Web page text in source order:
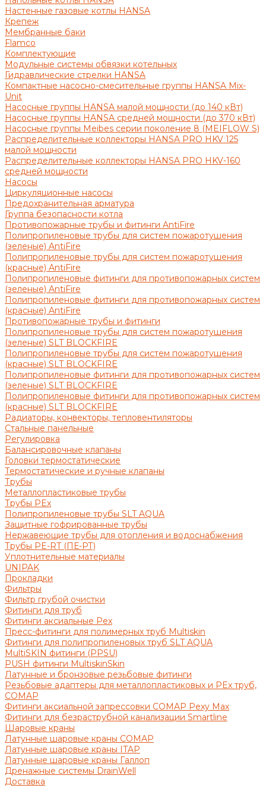
Настенные газовые котлы HANSA
Крепеж
Мембранные баки
Flamco
Комплектующие
Модульные системы обвязки котельных
Гидравлические стрелки HANSA
Компактные насосно-смесительные группы HANSA Mix-
Unit
Насосные группы HANSA малой мощности (до 140 кВт)
Насосные группы HANSA средней мощности (до 370 кВт)
Насосные группы Meibes серии поколение 8 (MEIFLOW S)
Распределительные коллекторы HANSA PRO HKV 125
малой мощности
Распределительные коллекторы HANSA PRO HKV-160
средней мощности
Насосы
Циркуляционные насосы
Предохранительная арматура
Группа безопасности котла
Противопожарные трубы и фитинги AntiFire
Полипропиленовые трубы для систем пожаротушения
(зеленые) AntiFire
Полипропиленовые трубы для систем пожаротушения
(красные) AntiFire
Полипропиленовые фитинги для противопожарных систем
(зеленые) AntiFire
Полипропиленовые фитинги для противопожарных систем
(красные) AntiFire
Противопожарные трубы и фитинги
Полипропиленовые трубы для систем пожаротушения
(зеленые) SLT BLOCKFIRE
Полипропиленовые трубы для систем пожаротушения
(красные) SLT BLOCKFIRE
Полипропиленовые фитинги для противопожарных систем
(зеленые) SLT BLOCKFIRE
Полипропиленовые фитинги для противопожарных систем
(красные) SLT BLOCKFIRE
Радиаторы, конвекторы, тепловентиляторы
Стальные панельные
Регулировка
Балансировочные клапаны
Головки термостатические
Термостатические и ручные клапаны
Трубы
Металлопластиковые трубы
Трубы PEx
Полипропиленовые трубы SLT AQUA
Защитные гофрированные трубы
Нержавеющие трубы для отопления и водоснабжения
Трубы PE-RT (ПЕ-РТ)
Уплотнительные материалы
UNIPAK
Прокладки
Фильтры
Фильтр грубой очистки
Фитинги для труб
Фитинги аксиальные Pex
Пресс-фитинги для полимерных труб Multiskin
Фитинги для полипропиленовых труб SLT AQUA
MultiSKIN фитинги (PPSU)
PUSH фитинги MultiskinSkin
Латунные и бронзовые резьбовые фитинги
Резьбовые адаптеры для металлопластиковых и PEx труб,
COMAP
Фитинги аксиальной запрессовки COMAP Pexy Max
Фитинги для безраструбной канализации Smartline
Шаровые краны
Латунные шаровые краны COMAP
Латунные шаровые краны ITAP
Латунные шаровые краны Галлоп
Дренажные системы DrainWell
Доставка